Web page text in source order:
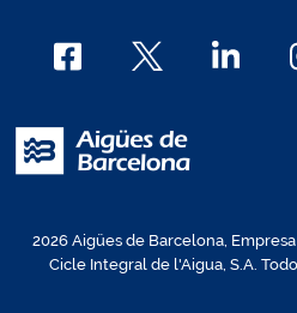
2026 Aigües de Barcelona,
Cicle Integral de l'Aigua, S.A.